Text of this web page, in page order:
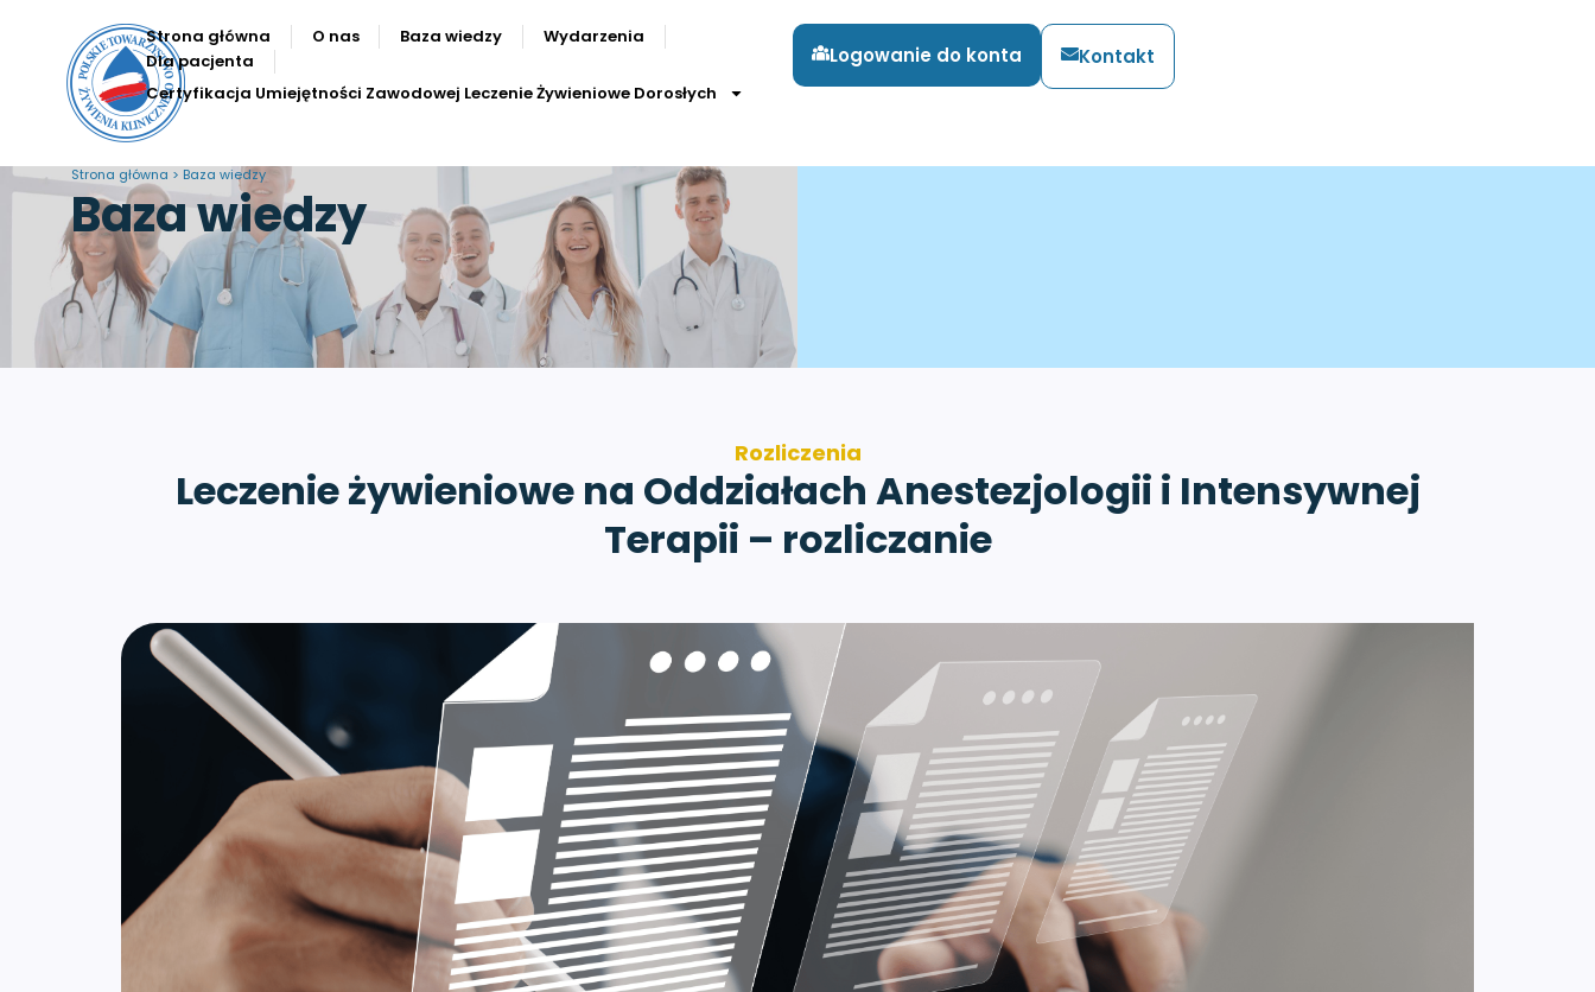
Strona główna O nas Baza wiedzy
Wydarzenia
Dla pacjenta
Certyfikacja Umiejętności Zawodowej Leczenie Żywieniowe Dorosłych
Logowanie do konta Kontakt
Strona główna > Baza wiedzy
Baza wiedzy
Rozliczenia
Leczenie żywieniowe na Oddziałach Anestezjologii i Intensywnej
Terapii – rozliczanie